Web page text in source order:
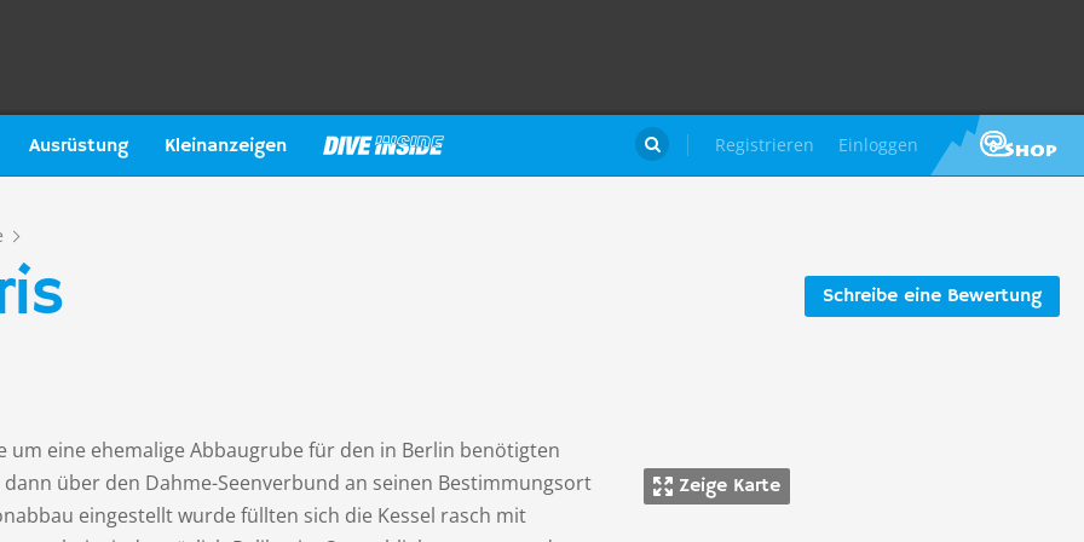
Ausrüstung Kleinanzeigen Registrieren Einloggen

Schreibe eine Bewertung
Zeige Karte
um eine ehemalige Abbaugrube für den in Berlin benötigten
über den Dahme-Seenverbund an seinen Bestimmungsort
eingestellt wurde füllten sich die Kessel rasch mit